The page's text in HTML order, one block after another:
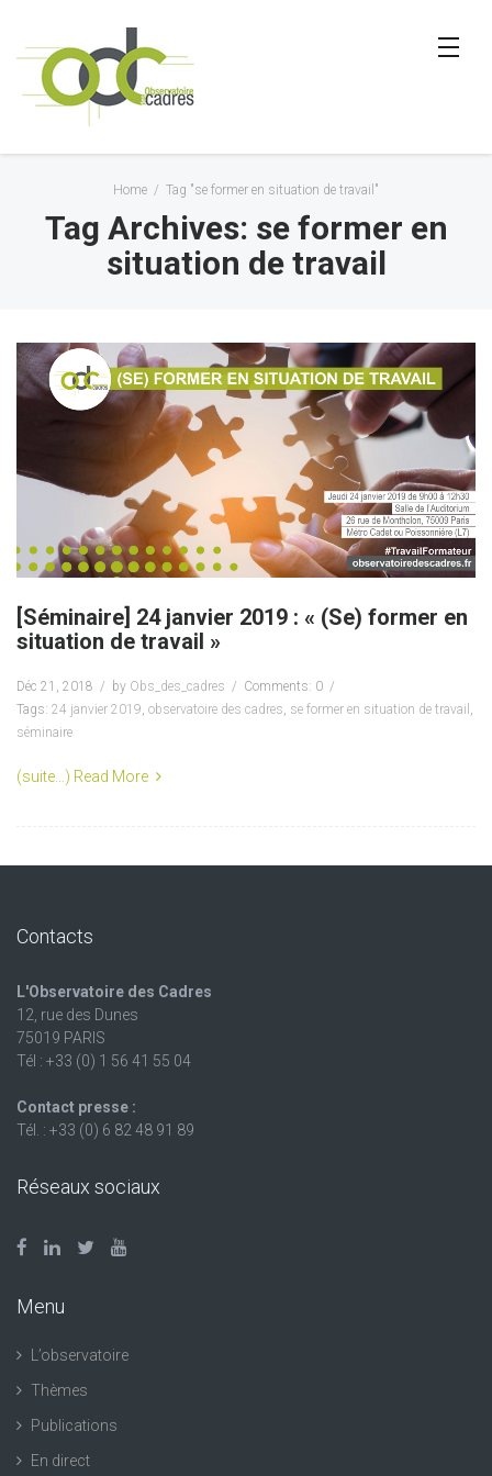
Home / Tag "se former en situation de travail"
Tag Archives: se former en
situation de travail
[Séminaire] 24 janvier 2019 : « (Se) former en
situation de travail »
Déc 21, 2018 by Obs_des_cadres
Comments: 0
Tags: 24 janvier 2019, observatoire des cadres, se former en situation de travail ,
séminaire
(suite…) Read More
Contacts
L'Observatoire des Cadres
12, rue des Dunes
75019 PARIS
Tél : +33 (0) 1 56 41 55 04
Contact presse :
Tél. : +33 (0) 6 82 48 91 89
Réseaux sociaux
Menu
L’observatoire
Thèmes
Publications
En direct